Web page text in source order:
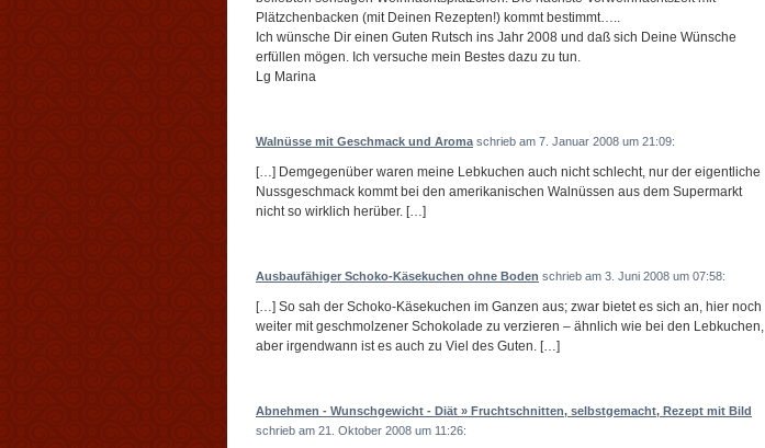
Plätzchenbacken (mit Deinen Rezepten!) kommt bestimmt…..
Ich wünsche Dir einen Guten Rutsch ins Jahr 2008 und daß sich Deine Wünsche
erfüllen mögen. Ich versuche mein Bestes dazu zu tun.
Lg Marina
Walnüsse mit Geschmack und Aroma schrieb am 7. Januar 2008 um 21:09:
[…] Demgegenüber waren meine Lebkuchen auch nicht schlecht, nur der eigentliche
Nussgeschmack kommt bei den amerikanischen Walnüssen aus dem Supermarkt
nicht so wirklich herüber. […]
Ausbaufähiger Schoko-Käsekuchen ohne Boden schrieb am 3. Juni 2008 um 07:58:
[…] So sah der Schoko-Käsekuchen im Ganzen aus; zwar bietet es sich an, hier noch
weiter mit geschmolzener Schokolade zu verzieren – ähnlich wie bei den Lebkuchen,
aber irgendwann ist es auch zu Viel des Guten. […]
Abnehmen - Wunschgewicht - Diät » Fruchtschnitten, selbstgemacht, Rezept mit Bild
schrieb am 21. Oktober 2008 um 11:26: